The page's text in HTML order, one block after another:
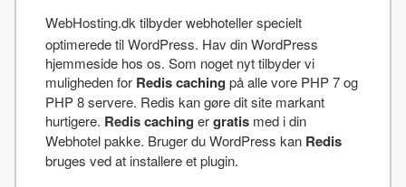
WebHosting.dk tilbyder webhoteller specielt
optimerede til WordPress. Hav din WordPress
hjemmeside hos os. Som noget nyt tilbyder vi
muligheden for Redis caching på alle vore PHP 7 og
PHP 8 servere. Redis kan gøre dit site markant
hurtigere. Redis caching ergratis med i din
Webhotel pakke. Bruger du WordPress kan Redis
bruges ved at installere et plugin.